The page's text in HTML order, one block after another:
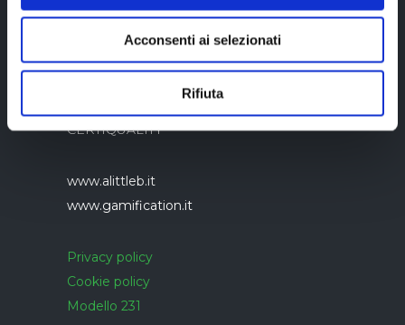
Acconsenti ai selezionati
Rifiuta
CERTIQUALITY
www.alittleb.it
www.gamification.it
Privacy policy
Cookie policy
Modello 231